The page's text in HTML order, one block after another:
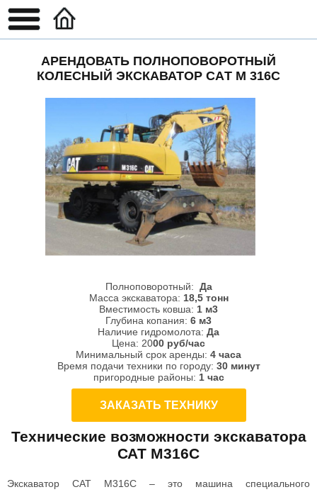
АРЕНДОВАТЬ ПОЛНОПОВОРОТНЫЙ
КОЛЕСНЫЙ ЭКСКАВАТОР CAТ М 316С
Полноповоротный: Да
Масса экскаватора: 18,5 тонн
Вместимость ковша: 1 м3
Глубина копания: 6 м3
Наличие гидромолота: Да
Цена: 2000 руб/час
Минимальный срок аренды: 4 часа
Время подачи техники по городу: 30 минут
пригородные районы: 1 час
ЗАКАЗАТЬ ТЕХНИКУ
Технические возможности экскаватора
САТ М316С
Экскаватор САТ М316С – это машина специального